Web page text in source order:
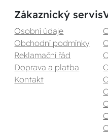
Zákaznický servis
Osobní údaje
Obchodní podmínky
Reklamační řád
Doprava a platba
Kontakt